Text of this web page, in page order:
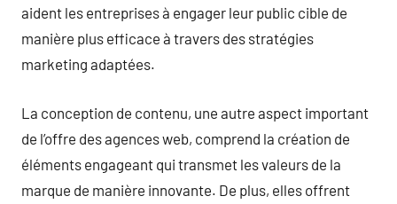
aident les entreprises à engager leur public cible de
manière plus efficace à travers des stratégies
marketing adaptées.
La conception de contenu, une autre aspect important
de l’offre des agences web, comprend la création de
éléments engageant qui transmet les valeurs de la
marque de manière innovante. De plus, elles offrent